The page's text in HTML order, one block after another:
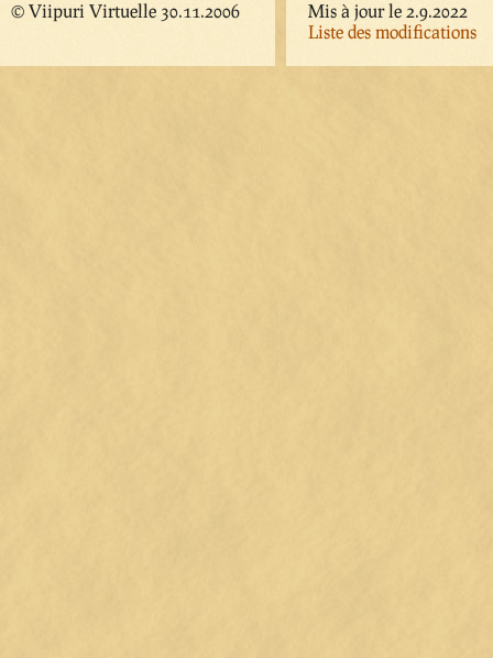
© Viipuri Virtuelle 30.11.2006
Mis à jour le 2.9.2022
Liste des modifications